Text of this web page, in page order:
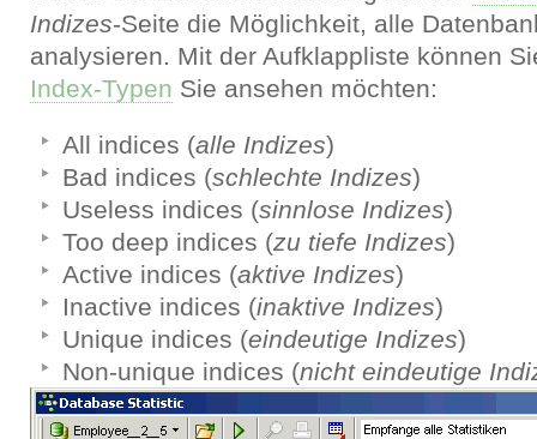
Indizes-Seite die Möglichkeit, alle
analysieren. Mit der Aufklappliste können
Index-Typen Sie ansehen möchten:
All indices (alle Indizes)
Bad indices (schlechte Indizes)
Useless indices (sinnlose Indizes)
Too deep indices (zu tiefe Indizes)
Active indices (aktive Indizes)
Inactive indices (inaktive Indizes)
Unique indices (eindeutige Indizes)
Non-unique indices (nicht eindeutige